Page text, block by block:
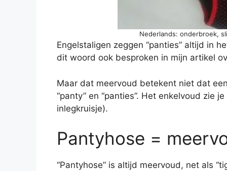
Nederlands: onderbroek,
Engelstaligen zeggen “panties” altijd in
dit woord ook besproken in mijn artikel
Maar dat meervoud betekent niet dat
“panty” en “panties”. Het enkelvoud zie
inlegkruisje).
Pantyhose =
“Pantyhose” is altijd meervoud, net als